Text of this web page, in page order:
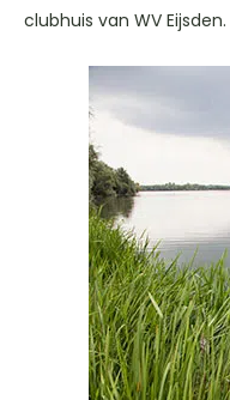
clubhuis van WV Eijsden.